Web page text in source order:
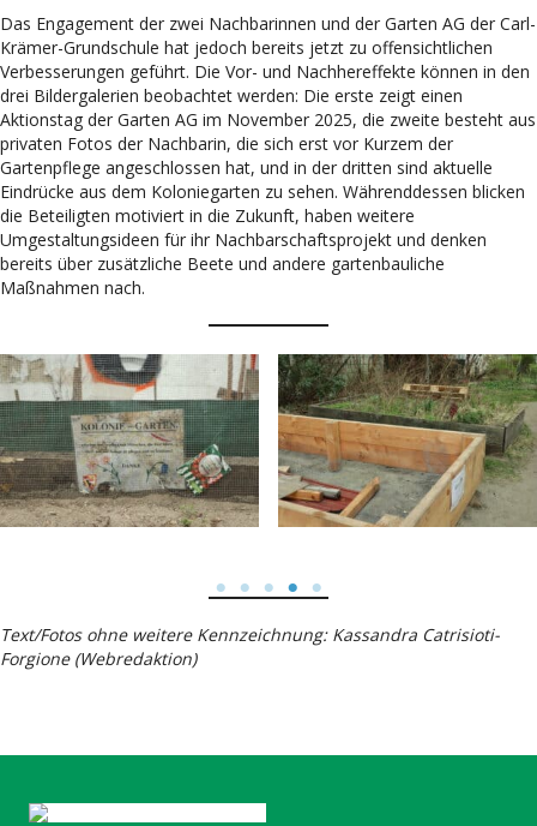
Das Engagement der zwei Nachbarinnen und der Garten AG der Carl-
Krämer-Grundschule hat jedoch bereits jetzt zu offensichtlichen
Verbesserungen geführt. Die Vor- und Nachhereffekte können in den
drei Bildergalerien beobachtet werden: Die erste zeigt einen
Aktionstag der Garten AG im November 2025, die zweite besteht aus
privaten Fotos der Nachbarin, die sich erst vor Kurzem der
Gartenpflege angeschlossen hat, und in der dritten sind aktuelle
Eindrücke aus dem Koloniegarten zu sehen. Währenddessen blicken
die Beteiligten motiviert in die Zukunft, haben weitere
Umgestaltungsideen für ihr Nachbarschaftsprojekt und denken
bereits über zusätzliche Beete und andere gartenbauliche
Maßnahmen nach.
Text/Fotos ohne weitere Kennzeichnung: Kassandra Catrisioti-
Forgione (Webredaktion)